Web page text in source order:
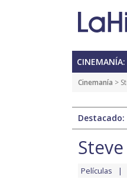
CINEMANÍA:
Cinemanía >
Destacado:
Películas